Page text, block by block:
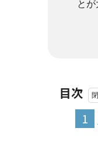
とが
目次
1